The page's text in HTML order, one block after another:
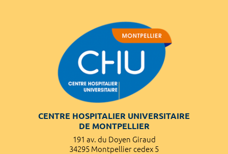
CENTRE HOSPITALIER UNIVERSITAIRE
DE MONTPELLIER
191 av. du Doyen Giraud
34295 Montpellier cedex 5